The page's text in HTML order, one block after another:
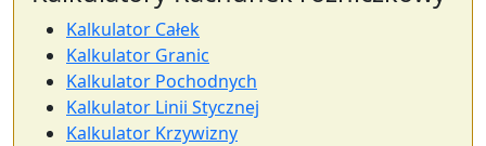
Kalkulator Całek
Kalkulator Granic
Kalkulator Pochodnych
Kalkulator Linii Stycznej
Kalkulator Krzywizny